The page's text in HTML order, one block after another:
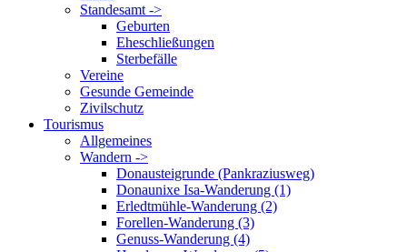
Standesamt ->
Geburten
Eheschließungen
Sterbefälle
Vereine
Gesunde Gemeinde
Zivilschutz
Tourismus
Allgemeines
Wandern ->
Donausteigrunde (Pankraziusweg)
Donaunixe Isa-Wanderung (1)
Erledtmühle-Wanderung (2)
Forellen-Wanderung (3)
Genuss-Wanderung (4)